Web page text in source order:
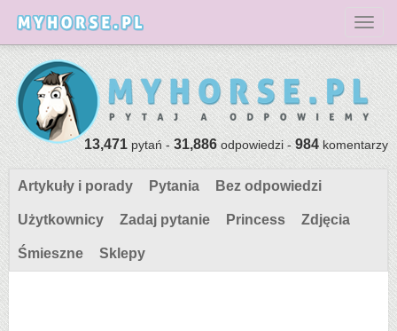
13,471pytań -31,886odpowiedzi -984komentarzy
Artykuły i porady Pytania Bez odpowiedzi
Użytkownicy Zadaj pytanie Princess Zdjęcia
Śmieszne Sklepy